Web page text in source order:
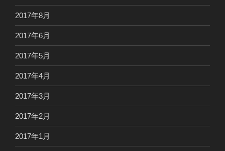
2017年8月
2017年6月
2017年5月
2017年4月
2017年3月
2017年2月
2017年1月